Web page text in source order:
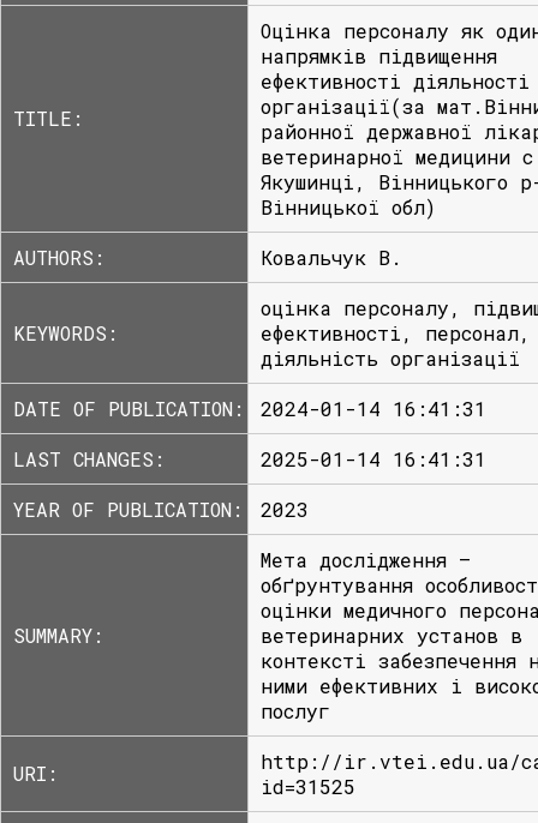
TITLE:
Оцінка персоналу як
напрямків підвищення
ефективності діяльності
організації(за
районної державної
ветеринарної медицини
Якушинці, Вінницького
Вінницької обл)
AUTHORS:
Ковальчук В.
KEYWORDS:
оцінка персоналу,
ефективності, персонал,
діяльність організації
DATE OF PUBLICATION:
2024-01-14 16:41:31
LAST CHANGES:
2025-01-14 16:41:31
YEAR OF PUBLICATION:
2023
SUMMARY:
Мета дослідження –
обґрунтування
оцінки медичного
ветеринарних установ в
контексті забезпечення
ними ефективних і
послуг
URI:
http://ir.vtei.edu.ua/
id=31525